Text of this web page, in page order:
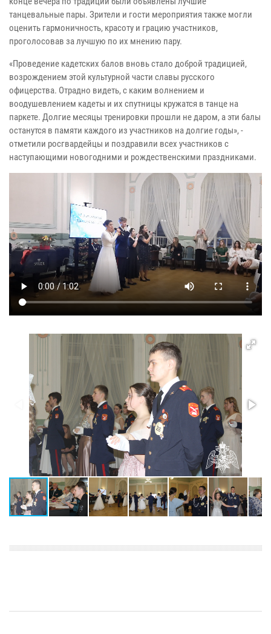
танцевальные пары. Зрители и гости мероприятия также могли
оценить гармоничность, красоту и грацию участников,
проголосовав за лучшую по их мнению пару.
«Проведение кадетских балов вновь стало доброй традицией,
возрождением этой культурной части славы русского
офицерства. Отрадно видеть, с каким волнением и
воодушевлением кадеты и их спутницы кружатся в танце на
паркете. Долгие месяцы тренировки прошли не даром, а эти балы
останутся в памяти каждого из участников на долгие годы», -
отметили росгвардейцы и поздравили всех участников с
наступающими новогодними и рождественскими праздниками.